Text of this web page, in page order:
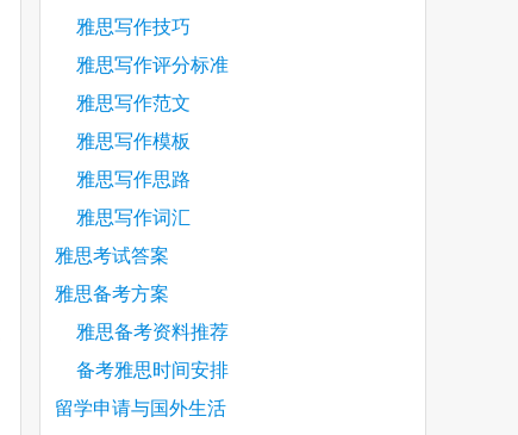
雅思写作技巧
雅思写作评分标准
雅思写作范文
雅思写作模板
雅思写作思路
雅思写作词汇
雅思考试答案
雅思备考方案
雅思备考资料推荐
备考雅思时间安排
留学申请与国外生活